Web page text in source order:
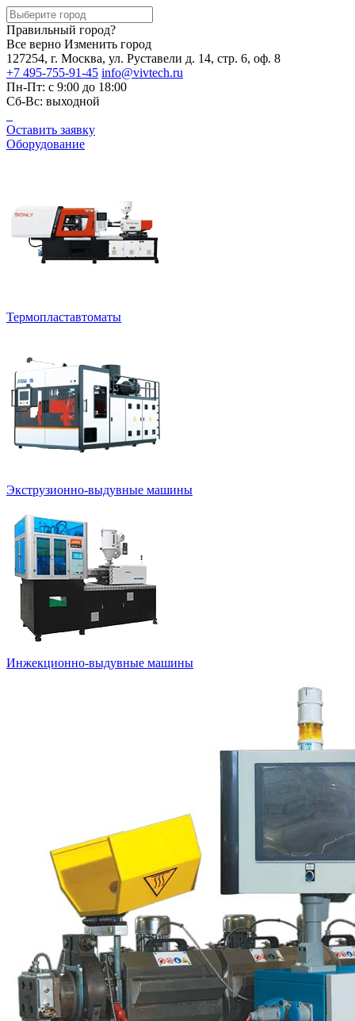
Правильный город?
Все верно Изменить город
127254, г. Москва, ул. Руставели д. 14, стр. 6, оф. 8
+7 495-755-91-45 info@vivtech.ru
Пн-Пт: с 9:00 до 18:00
Сб-Вс: выходной
Оставить заявку
Оборудование
Термопластавтоматы
Экструзионно-выдувные машины
Инжекционно-выдувные машины